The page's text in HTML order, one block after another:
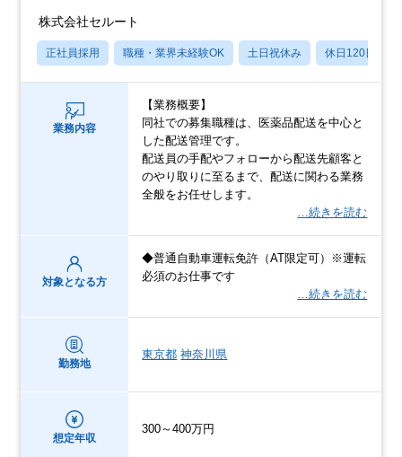
株式会社セルート
正社員採用 職種・業界未経験OK 土日祝休み 休日120日以上
業務内容
【業務概要】
同社での募集職種は、医薬品配送を中心と
した配送管理です。
配送員の手配やフォローから配送先顧客と
のやり取りに至るまで、配送に関わる業務
全般をお任せします。
…続きを読む
対象となる方
◆普通自動車運転免許（AT限定可）※運転
必須のお仕事です
…続きを読む
勤務地
東京都 神奈川県
想定年収
300～400万円